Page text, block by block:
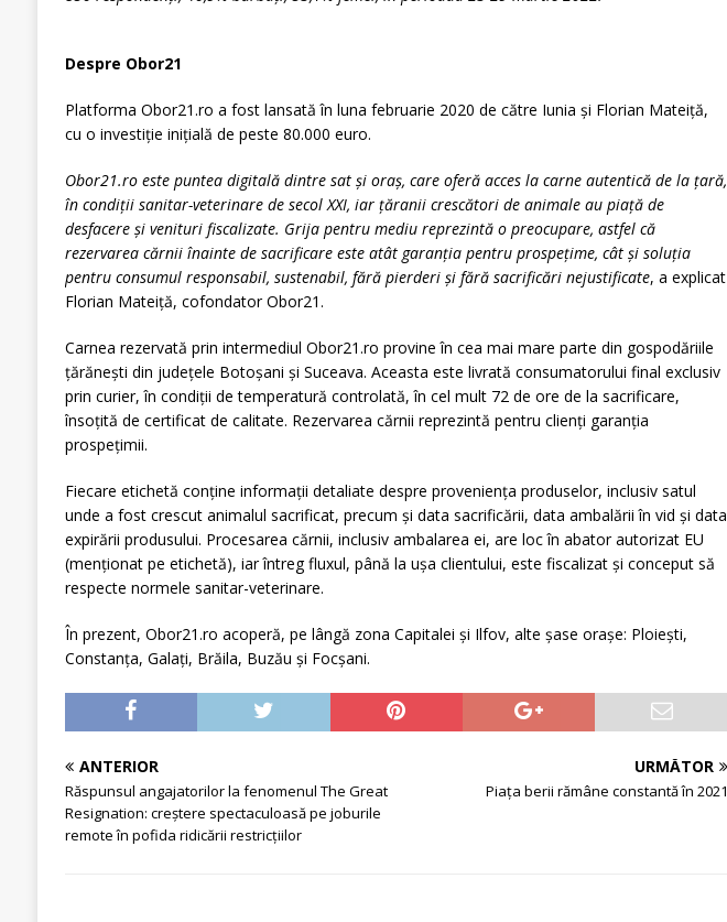
Despre Obor21
Platforma Obor21.ro a fost lansată în luna februarie 2020 de către Iunia și Florian Mateiță,
cu o investiție inițială de peste 80.000 euro.
Obor21.ro este puntea digitală dintre sat și oraș, care oferă acces la carne autentică de la țară,
în condiții sanitar-veterinare de secol XXI, iar țăranii crescători de animale au piață de
desfacere și venituri fiscalizate. Grija pentru mediu reprezintă o preocupare, astfel că
rezervarea cărnii înainte de sacrificare este atât garanția pentru prospețime, cât și soluția
pentru consumul responsabil, sustenabil, fără pierderi și fără sacrificări nejustificate, a explicat
Florian Mateiță, cofondator Obor21.
Carnea rezervată prin intermediul Obor21.ro provine în cea mai mare parte din gospodăriile
țărănești din județele Botoșani și Suceava. Aceasta este livrată consumatorului final exclusiv
prin curier, în condiții de temperatură controlată, în cel mult 72 de ore de la sacrificare,
însoțită de certificat de calitate. Rezervarea cărnii reprezintă pentru clienți garanția
prospețimii.
Fiecare etichetă conține informații detaliate despre proveniența produselor, inclusiv satul
unde a fost crescut animalul sacrificat, precum și data sacrificării, data ambalării în vid și data
expirării produsului. Procesarea cărnii, inclusiv ambalarea ei, are loc în abator autorizat EU
(menționat pe etichetă), iar întreg fluxul, până la ușa clientului, este fiscalizat și conceput să
respecte normele sanitar-veterinare.
În prezent, Obor21.ro acoperă, pe lângă zona Capitalei și Ilfov, alte șase orașe: Ploiești,
Constanța, Galați, Brăila, Buzău și Focșani.
ANTERIOR
Răspunsul angajatorilor la fenomenul The Great
Resignation: creștere spectaculoasă pe joburile
remote în pofida ridicării restricțiilor
URMĂTOR
Piața berii rămâne constantă în 2021